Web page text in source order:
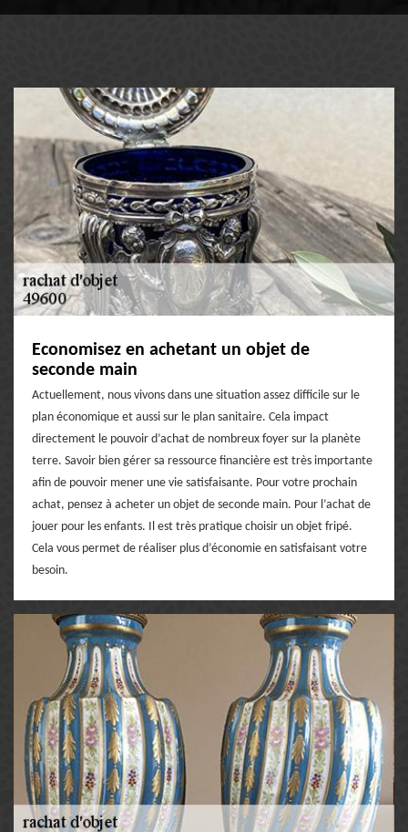
Economisez en achetant un objet de
seconde main
Actuellement, nous vivons dans une situation assez difficile sur le
plan économique et aussi sur le plan sanitaire. Cela impact
directement le pouvoir d’achat de nombreux foyer sur la planète
terre. Savoir bien gérer sa ressource financière est très importante
afin de pouvoir mener une vie satisfaisante. Pour votre prochain
achat, pensez à acheter un objet de seconde main. Pour l’achat de
jouer pour les enfants. Il est très pratique choisir un objet fripé.
Cela vous permet de réaliser plus d’économie en satisfaisant votre
besoin.